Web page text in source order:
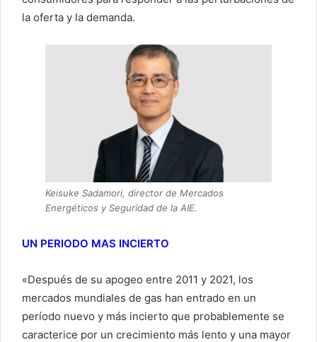
la oferta y la demanda.
Keisuke Sadamori, director de Mercados
Energéticos y Seguridad de la AIE.
UN PERIODO MAS INCIERTO
«Después de su apogeo entre 2011 y 2021, los
mercados mundiales de gas han entrado en un
período nuevo y más incierto que probablemente se
caracterice por un crecimiento más lento y una mayor